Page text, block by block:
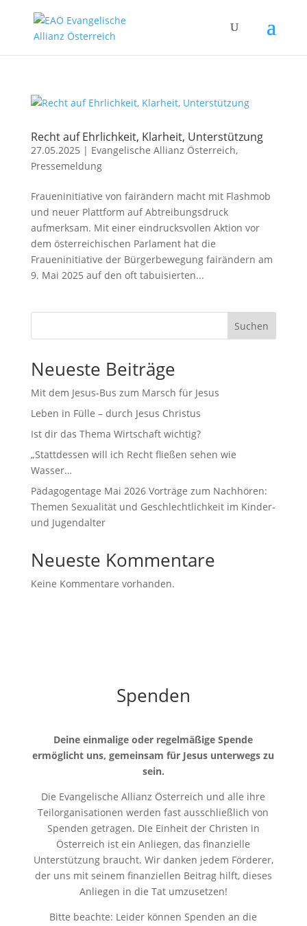
Recht auf Ehrlichkeit, Klarheit, Unterstützung
27.05.2025 | Evangelische Allianz Österreich,
Pressemeldung
Fraueninitiative von fairändern macht mit Flashmob
und neuer Plattform auf Abtreibungsdruck
aufmerksam. Mit einer eindrucksvollen Aktion vor
dem österreichischen Parlament hat die
Fraueninitiative der Bürgerbewegung fairändern am
9. Mai 2025 auf den oft tabuisierten...
Suchen
Neueste Beiträge
Mit dem Jesus-Bus zum Marsch für Jesus
Leben in Fülle – durch Jesus Christus
Ist dir das Thema Wirtschaft wichtig?
„Stattdessen will ich Recht fließen sehen wie
Wasser…
Pädagogentage Mai 2026 Vorträge zum Nachhören:
Themen Sexualität und Geschlechtlichkeit im Kinder-
und Jugendalter
Neueste Kommentare
Keine Kommentare vorhanden.
Spenden
Deine einmalige oder regelmäßige Spende
ermöglicht uns, gemeinsam für Jesus unterwegs zu
sein.
Die Evangelische Allianz Österreich und alle ihre
Teilorganisationen werden fast ausschließlich von
Spenden getragen. Die Einheit der Christen in
Österreich ist ein Anliegen, das finanzielle
Unterstützung braucht. Wir danken jedem Förderer,
der uns mit seinem finanziellen Beitrag hilft, dieses
Anliegen in die Tat umzusetzen!
Bitte beachte: Leider können Spenden an die